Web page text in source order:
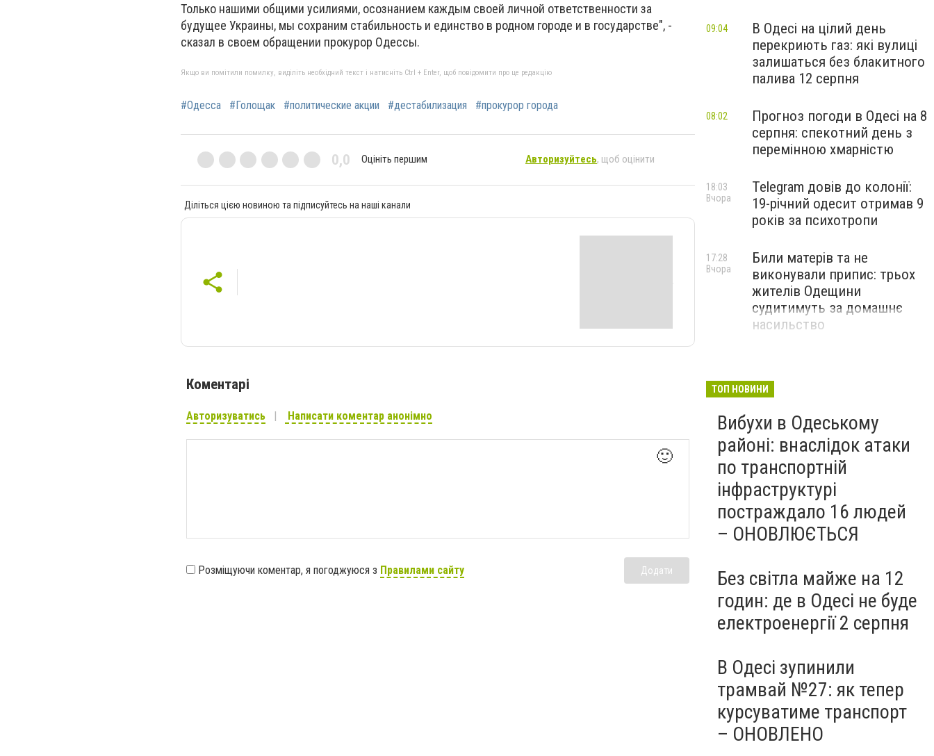
Только нашими общими усилиями, осознанием каждым своей личной ответственности за
будущее Украины, мы сохраним стабильность и единство в родном городе и в государстве", -
сказал в своем обращении прокурор Одессы.
Якщо ви помітили помилку, виділіть необхідний текст і натисніть Ctrl + Enter, щоб повідомити про це редакцію
#Одесса #Голощак #политические акции #дестабилизация #прокурор города
0,0 Оцініть першим Авторизуйтесь, щоб оцінити
Діліться цією новиною та підписуйтесь на наші канали
Коментарі
Авторизуватись Написати коментар анонімно
🙂
Розміщуючи коментар, я погоджуюся з Правилами сайту Додати
В Одесі на цілий день
перекриють газ: які вулиці
залишаться без блакитного
палива 12 серпня
09:04
Прогноз погоди в Одесі на 8
серпня: спекотний день з
перемінною хмарністю
08:02
Telegram довів до колонії:
19-річний одесит отримав 9
років за психотропи
18:03
Вчора
Били матерів та не
виконували припис: трьох
жителів Одещини
судитимуть за домашнє
насильство
17:28
Вчора
ТОП НОВИНИ
Вибухи в Одеському
районі: внаслідок атаки
по транспортній
інфраструктурі
постраждало 16 людей
– ОНОВЛЮЄТЬСЯ
Без світла майже на 12
годин: де в Одесі не буде
електроенергії 2 серпня
В Одесі зупинили
трамвай №27: як тепер
курсуватиме транспорт
– ОНОВЛЕНО